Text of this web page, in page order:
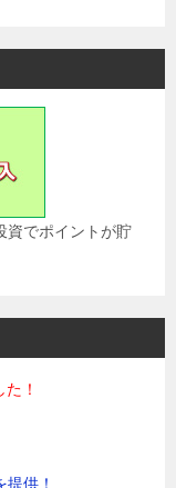
資でポイントが貯
！
供！